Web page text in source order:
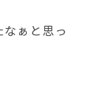
ぁと思っ